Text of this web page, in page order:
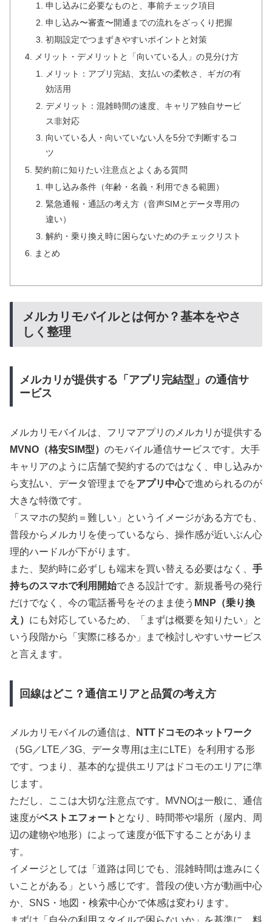
申し込みに必要なものと、事前チェック項目
申し込み〜審査〜開通までの流れをざっくり把握
初期設定でつまずきやすいポイントと対策
メリット・デメリットと「向いている人」の見分け方
メリット：アプリ完結、支払いの柔軟さ、ギガの有
効活用
デメリット：混雑時間の速度、キャリア独自サービ
ス非対応
向いている人・向いていない人を5分で判断するコ
ツ
契約前に知りたい注意点とよくある質問
申し込み条件（年齢・名義・利用できる範囲）
緊急通報・通話の考え方（音声SIMとデータ専用の
違い）
解約・乗り換え時に困らないためのチェックリスト
まとめ
メルカリモバイルとは何か？基本をやさ
しく整理
メルカリが提供する「アプリ完結型」の通信サ
ービス
メルカリモバイルは、フリマアプリのメルカリが提供する
MVNO（格安SIM型） のモバイル通信サービスです。大手
キャリアのように店舗で契約するのではなく、申し込みか
ら支払い、データ管理までをアプリ中心で進められるのが
大きな特徴です。
「スマホの契約＝難しい」というイメージがある方でも、
普段からメルカリを使っているなら、操作感が近いぶん心
理的ハードルが下がります。
また、契約時に必ずしも端末を買い替える必要はなく、 手
持ちのスマホで利用開始できる設計です。新規番号の発行
だけでなく、今の電話番号をそのまま使う MNP（乗り換
え） にも対応しているため、「まずは概要を知りたい」と
いう段階から「実際に移るか」まで検討しやすいサービス
と言えます。
回線はどこ？通信エリアと品質の考え方
メルカリモバイルの通信は、
NTTドコモのネットワーク
（5G／LTE／3G、データ専用は主にLTE）を利用する形
です。つまり、基本的な提供エリアはドコモのエリアに準
じます。
ただし、ここは大切な注意点です。MVNOは一般に、通信
速度がベストエフォート となり、時間帯や場所（屋内、周
辺の建物や地形）によって速度が低下することがありま
す。
イメージとしては「道路は同じでも、混雑時間は進みにく
いことがある」という感じです。普段の使い方が動画中心
か、SNS・地図・検索中心かで体感は変わります。